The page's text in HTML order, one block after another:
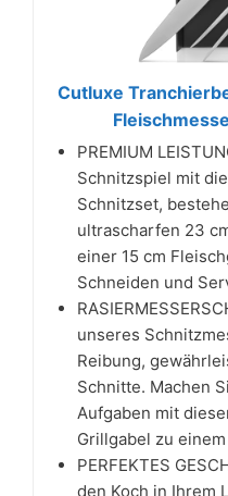
Cutluxe
PREMIUM
Schnitzspiel mit
Schnitzset,
ultrascharfen 23
einer 15 cm
Schneiden und
unseres
Reibung,
Schnitte. Machen
Aufgaben mit
Grillgabel zu
PERFEKTES
den Koch in Ihrem